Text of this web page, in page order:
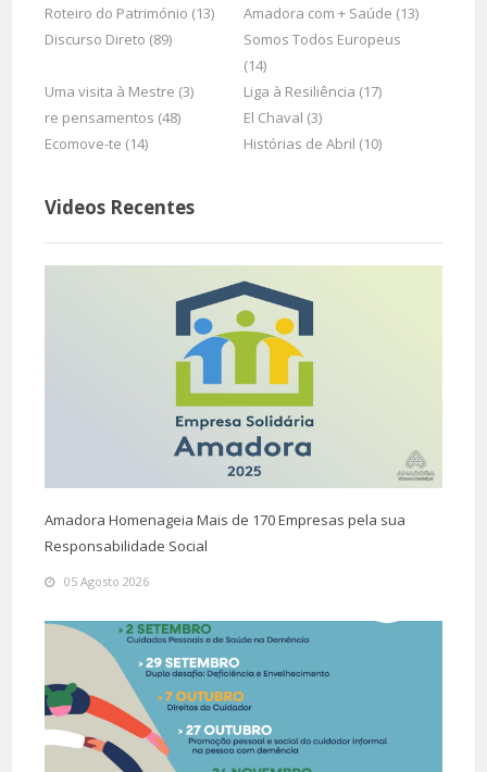
Roteiro do Património (13)
Amadora com + Saúde (13)
Discurso Direto (89)
Somos Todos Europeus
(14)
Uma visita à Mestre (3)
Liga à Resiliência (17)
re pensamentos (48)
El Chaval (3)
Ecomove-te (14)
Histórias de Abril (10)
Videos Recentes
Amadora Homenageia Mais de 170 Empresas pela sua
Responsabilidade Social
05 Agosto 2026